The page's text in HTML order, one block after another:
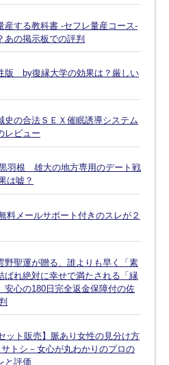
産する教科書 -セフレ量産コース-
あの掲示板での評判
版 by復縁大学の効果は？厳しい
史の合法ＳＥＸ催眠誘導システム
レビュー
羽根 雄大の地方専用のデート戦
は嘘？
メールサポート付きのスレが２
野聖運が贈る、誰よりも早く「素
ばれ絶対に幸せで満たされる「縁
安心の180日完全返金保障付の佐
ット販売】脈あり女性の見分け方
トシ－女心が丸わかりのプロの
と評価